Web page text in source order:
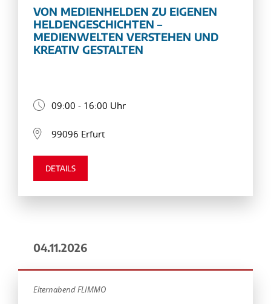
VON MEDIENHELDEN ZU EIGENEN
HELDENGESCHICHTEN –
MEDIENWELTEN VERSTEHEN UND
KREATIV GESTALTEN
09:00 - 16:00 Uhr
99096 Erfurt
DETAILS
04.11.2026
Elternabend FLIMMO